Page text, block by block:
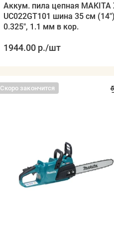
Аккум. пила цепная MAKITA
UC022GT101 шина 35 см
0.325", 1.1 мм в кор.
1944.00 р./шт
Скоро закончится